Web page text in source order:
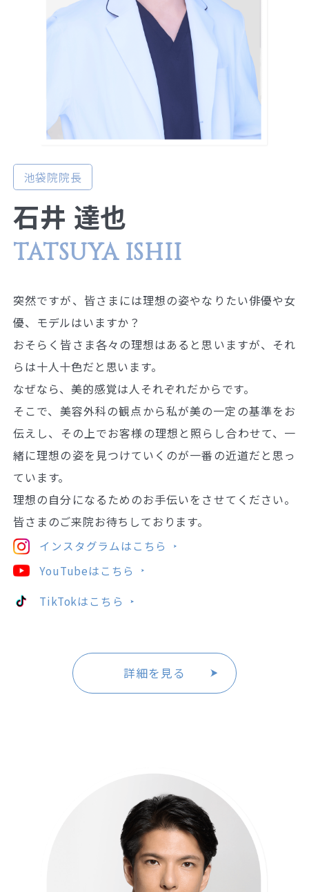
池袋院院長
石井 達也
TATSUYA ISHII
突然ですが、皆さまには理想の姿やなりたい俳優や女
優、モデルはいますか？
おそらく皆さま各々の理想はあると思いますが、それ
らは十人十色だと思います。
なぜなら、美的感覚は人それぞれだからです。
そこで、美容外科の観点から私が美の一定の基準をお
伝えし、その上でお客様の理想と照らし合わせて、一
緒に理想の姿を見つけていくのが一番の近道だと思っ
ています。
理想の自分になるためのお手伝いをさせてください。
皆さまのご来院お待ちしております。
インスタグラムはこちら
YouTubeはこちら
TikTokはこちら
詳細を見る